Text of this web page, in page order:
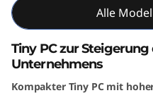
n
e
Alle
Tiny PC zur
Unternehmens
Kompakter Tiny PC mit